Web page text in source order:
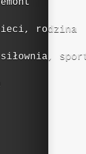
rodzina